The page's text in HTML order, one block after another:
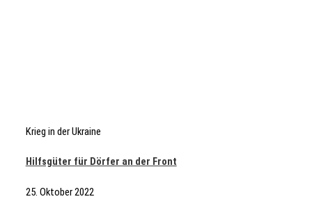
Krieg in der Ukraine
Hilfsgüter für Dörfer an der Front
25. Oktober 2022